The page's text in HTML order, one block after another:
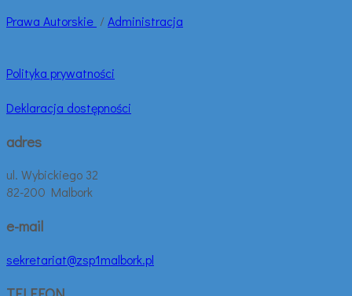
Prawa Autorskie /Administracja
Polityka prywatności
Deklaracja dostępności
adres
ul. Wybickiego 32
82-200 Malbork
e-mail
sekretariat@zsp1malbork.pl